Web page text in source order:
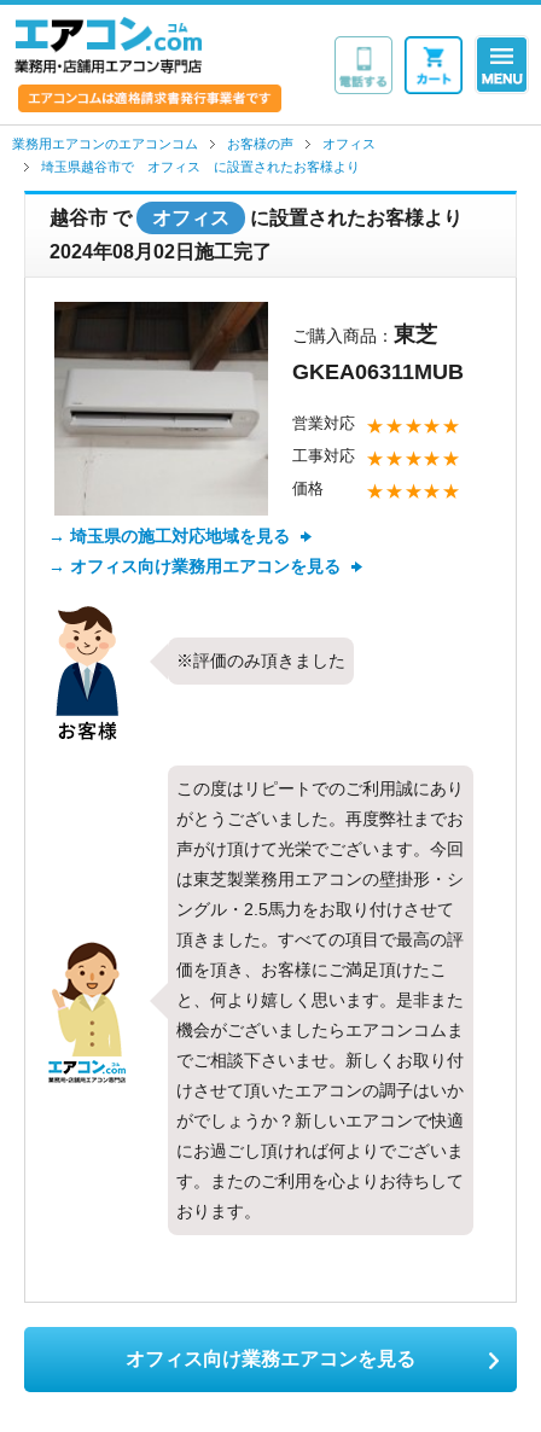
業務用エアコンのエアコンコム お客様の声
オフィス
埼玉県越谷市で オフィス に設置されたお客様より
越谷市 で オフィス
に設置されたお客様より
2024年08月02日施工完了
ご購入商品： 東芝
GKEA06311MUB
営業対応 ★★★★★
工事対応 ★★★★★
価格 ★★★★★
→ 埼玉県の施工対応地域を見る
→ オフィス向け業務用エアコンを見る
※評価のみ頂きました
この度はリピートでのご利用誠にあり
がとうございました。再度弊社までお
声がけ頂けて光栄でございます。今回
は東芝製業務用エアコンの壁掛形・シ
ングル・2.5馬力をお取り付けさせて
頂きました。すべての項目で最高の評
価を頂き、お客様にご満足頂けたこ
と、何より嬉しく思います。是非また
機会がございましたらエアコンコムま
でご相談下さいませ。新しくお取り付
けさせて頂いたエアコンの調子はいか
がでしょうか？新しいエアコンで快適
にお過ごし頂ければ何よりでございま
す。またのご利用を心よりお待ちして
おります。
オフィス向け業務エアコンを見る